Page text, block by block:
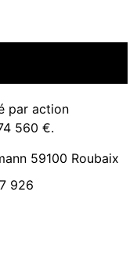
par action
560 €.
59100 Roubaix
926